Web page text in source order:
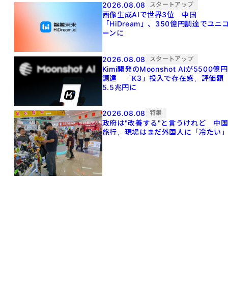
2026.08.08 スタートアップ
画像生成AIで世界3位 中国
「HiDream」、350億円調達でユニ
ーンに
2026.08.08 スタートアップ
Kimi開発のMoonshot AIが5500億円
調達 「K3」投入で存在感、評価額
5.5兆円に
2026.08.08 特集
政府は"改善する"と言うけれど 中国
旅行、現場はまだ外国人に「冷たい